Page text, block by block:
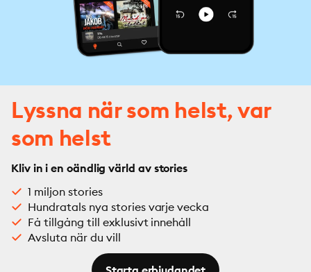
Lyssna när som helst, var
som helst
Kliv in i en oändlig värld av stories
1 miljon stories
Hundratals nya stories varje vecka
Få tillgång till exklusivt innehåll
Avsluta när du vill